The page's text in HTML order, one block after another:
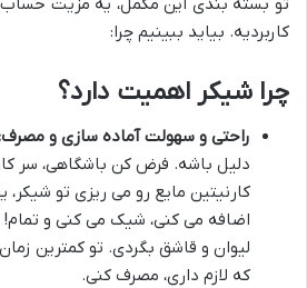
تو بسته بندی این مکمل، یه مزیت
کاربردیه. بیاید ببینیم چرا:
چرا شیکر اهمیت دارد؟
راحتی و سهولت آماده سازی و
دلیل باشه. فرض کن باشگاهی، سر
کارنیتین مایع رو می ریزی تو
اضافه می کنی، شیک می کنی و تمام!
لیوان و قاشق بگردی. تو کمترین
که لازم داری، مصرف کنی.